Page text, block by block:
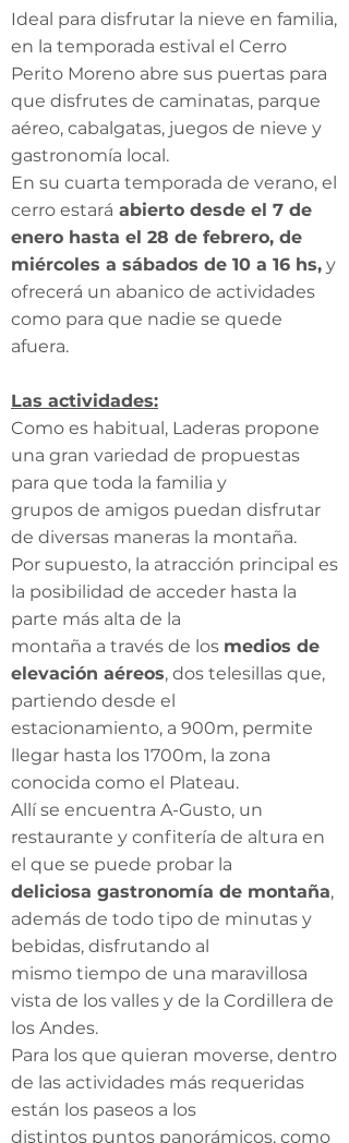
Ideal para disfrutar la nieve en familia,
en la temporada estival el Cerro
Perito Moreno abre sus puertas para
que disfrutes de caminatas, parque
aéreo, cabalgatas, juegos de nieve y
gastronomía local.
En su cuarta temporada de verano, el
cerro estará abierto desde el 7 de
enero hasta el 28 de febrero, de
miércoles a sábados de 10 a 16 hs, y
ofrecerá un abanico de actividades
como para que nadie se quede
afuera.
Las actividades:
Como es habitual, Laderas propone
una gran variedad de propuestas
para que toda la familia y
grupos de amigos puedan disfrutar
de diversas maneras la montaña.
Por supuesto, la atracción principal es
la posibilidad de acceder hasta la
parte más alta de la
montaña a través de los medios de
elevación aéreos, dos telesillas que,
partiendo desde el
estacionamiento, a 900m, permite
llegar hasta los 1700m, la zona
conocida como el Plateau.
Allí se encuentra A-Gusto, un
restaurante y confitería de altura en
el que se puede probar la
deliciosa gastronomía de montaña,
además de todo tipo de minutas y
bebidas, disfrutando al
mismo tiempo de una maravillosa
vista de los valles y de la Cordillera de
los Andes.
Para los que quieran moverse, dentro
de las actividades más requeridas
están los paseos a los
distintos puntos panorámicos, como